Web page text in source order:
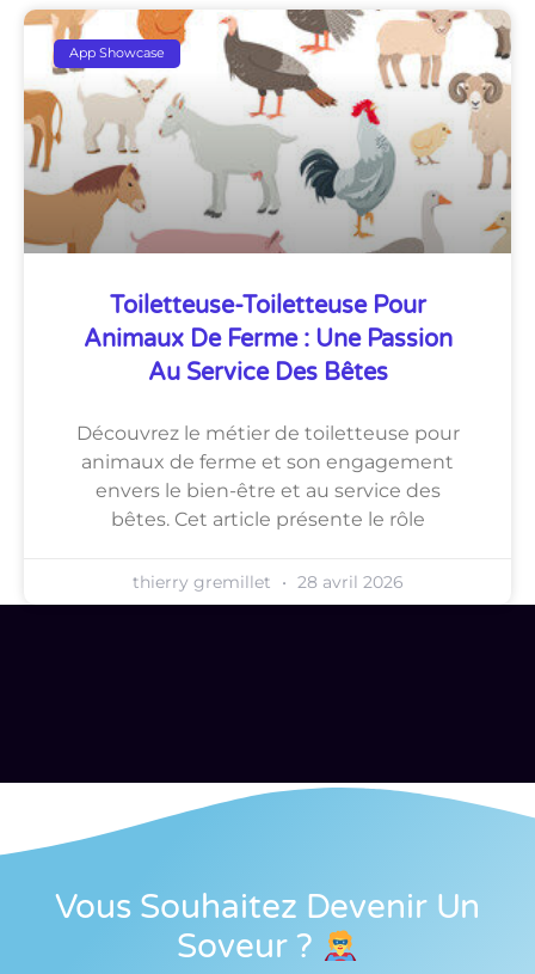
App Showcase
Toiletteuse-Toiletteuse Pour
Animaux De Ferme : Une Passion
Au Service Des Bêtes
Découvrez le métier de toiletteuse pour
animaux de ferme et son engagement
envers le bien-être et au service des
bêtes. Cet article présente le rôle
thierry gremillet 28 avril 2026
Vous Souhaitez Devenir Un
Soveur ?